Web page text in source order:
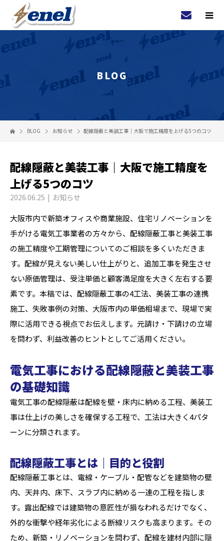
BLOG
BLOG お知らせ 配線隠蔽と美装工事｜大阪で施工精度を上げる5つのコツ
配線隠蔽と美装工事｜大阪で施工精度を
上げる5つのコツ
2026.06.25 お知らせ
大阪市内で新築オフィスや商業施設、住宅リノベーションを
手がける電気工事業者の方々から、配線隠蔽工事と美装工事
の施工精度や工期管理についてのご相談を多くいただきま
す。配線が見えない美しい仕上がりと、追加工事を発生させ
ない原価管理は、受注単価と顧客満足度を大きく左右する要
素です。本稿では、配線隠蔽工事の4工法、美装工事の連携
施工、失敗事例の対策、大阪市内の単価相場まで、現場で実
際に活用できる視点でお伝えします。元請け・下請けの立場
を問わず、利益改善のヒントとしてご活用ください。
電気工事における配線隠蔽と美装工事
の基礎知識
電気工事の配線隠蔽は配線を壁・床内に納める工程、美装工
事は仕上げの美しさを確保する工程で、工法は大きく4パタ
ーンに分類されます。
配線隠蔽工事とは｜目的と役割
配線隠蔽工事とは、電線・ケーブル・配管などを建築物の壁
内、天井内、床下、スラブ内に納める一連の工程を指しま
す。露出配線では建築物の意匠性が損なわれるだけでなく、
外的な衝撃や経年劣化による断線リスクも高まります。その
ため、新築・リノベーションを問わず、配線を建材内部に隠